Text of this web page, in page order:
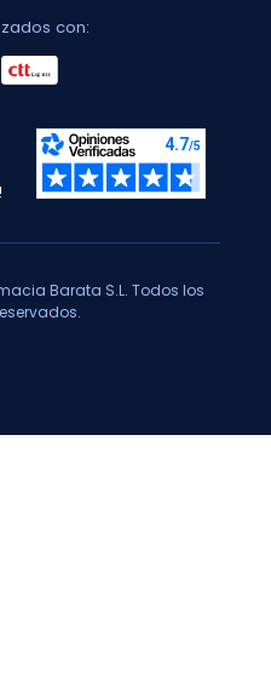
con:
Barata S.L. Todos los